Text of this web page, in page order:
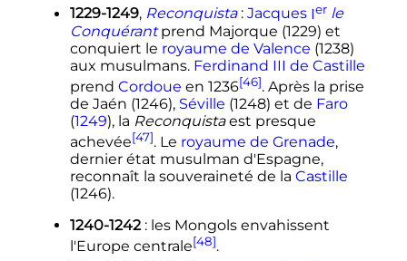
1229-1249, Reconquista : Jacques Ier le
Conquérantprend Majorque (1229) et
conquiert le royaume de Valence (1238)
aux musulmans. Ferdinand III de Castille
prend Cordoue en 1236[46]. Après la prise
de Jaén (1246), Séville (1248) et de Faro
(1249), la Reconquistaest presque
achevée[47]. Le royaume de Grenade,
dernier état musulman d'Espagne,
reconnaît la souveraineté de la Castille
(1246).
1240-1242 : les Mongols envahissent
l'Europe centrale[48].